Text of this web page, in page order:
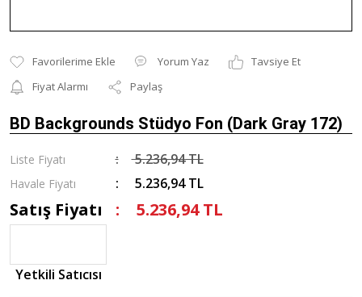
Yorum Yaz
Tavsiye Et
Fiyat Alarmı
Paylaş
BD Backgrounds Stüdyo Fon (Dark Gray 172)
Liste Fiyatı 5.236,94 TL
Havale Fiyatı 5.236,94 TL
Satış Fiyatı 5.236,94 TL
Yetkili Satıcısı